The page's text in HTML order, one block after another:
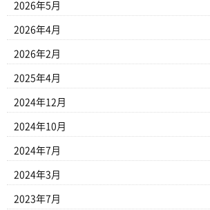
2026年5月
2026年4月
2026年2月
2025年4月
2024年12月
2024年10月
2024年7月
2024年3月
2023年7月